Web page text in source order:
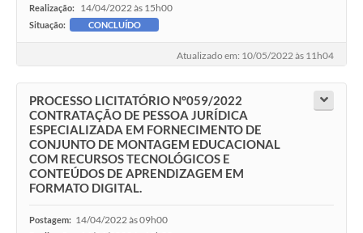
Realização: 14/04/2022 às 15h00
Situação: CONCLUÍDO
Atualizado em: 10/05/2022 às 11h04
PROCESSO LICITATÓRIO N°059/2022
CONTRATAÇÃO DE PESSOA JURÍDICA
ESPECIALIZADA EM FORNECIMENTO DE
CONJUNTO DE MONTAGEM EDUCACIONAL
COM RECURSOS TECNOLÓGICOS E
CONTEÚDOS DE APRENDIZAGEM EM
FORMATO DIGITAL.
Postagem: 14/04/2022 às 09h00